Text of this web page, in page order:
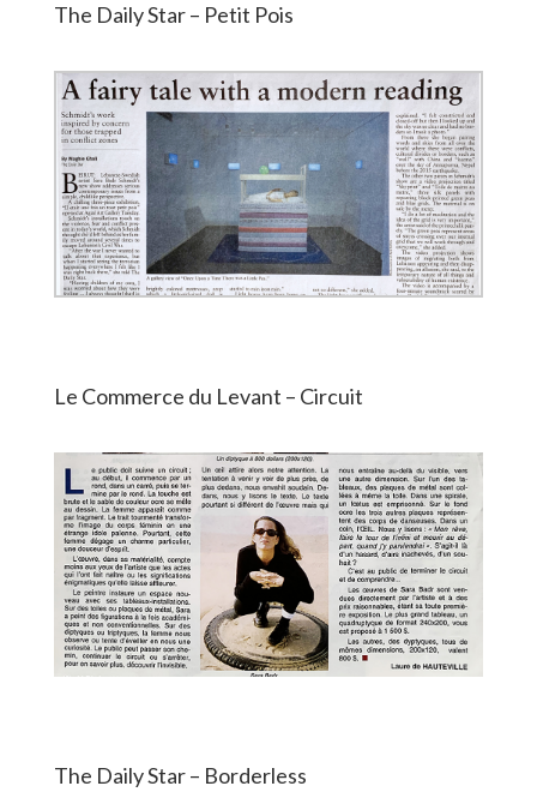
The Daily Star – Petit Pois
Le Commerce du Levant – Circuit
The Daily Star – Borderless